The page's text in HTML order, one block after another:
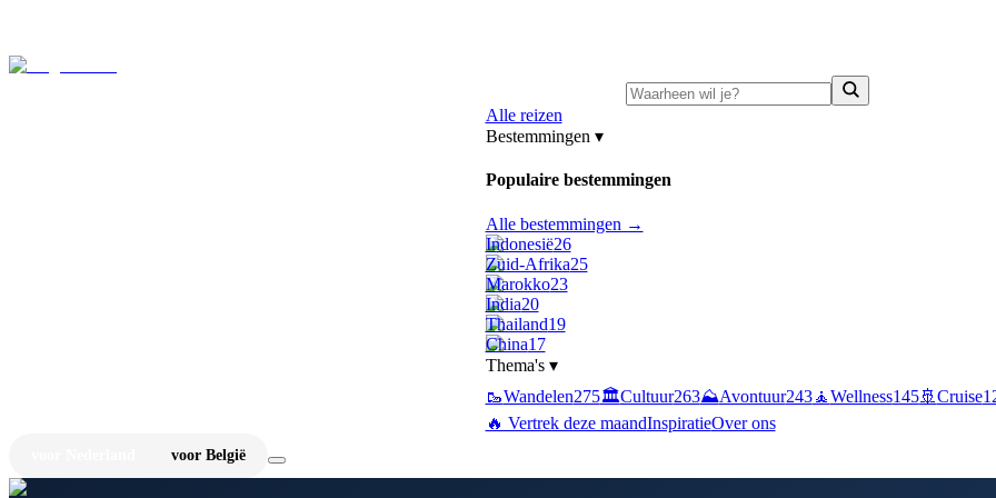
Alle reizen
Bestemmingen ▾
Populaire bestemmingen
Alle bestemmingen →
Indonesië26
Zuid-Afrika25
Marokko23
India20
Thailand19
China17
Thema's ▾
🥾Wandelen275🏛️Cultuur263⛰️Avontuur243🧘Wellness145🚢 Cruise
🔥 Vertrek deze maandInspiratieOver ons
voor België